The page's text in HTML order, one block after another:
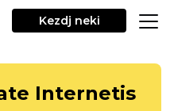
Kezdj neki
Internetis